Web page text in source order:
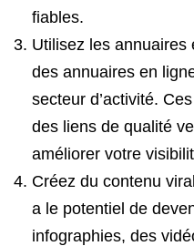
fiables.
Utilisez les annuaires
des annuaires en
secteur d’activité.
des liens de qualité
améliorer votre
Créez du contenu
a le potentiel de
infographies, des